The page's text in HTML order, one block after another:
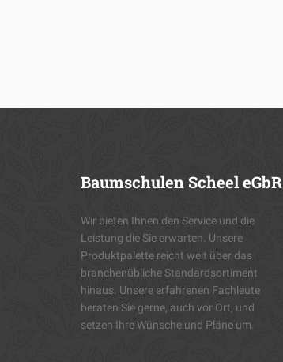
Baumschulen Scheel eGbR
Wir bieten Ihnen den Service und die
Leistung die Sie erwarten. Unsere
Produktpalette reicht weit über das
branchenübliche Standardsortiment
hinaus. Unsere erfahrenen Fachleute
beraten Sie gerne, auch vor Ort, und
setzen Ihre Wünsche und Pläne um.